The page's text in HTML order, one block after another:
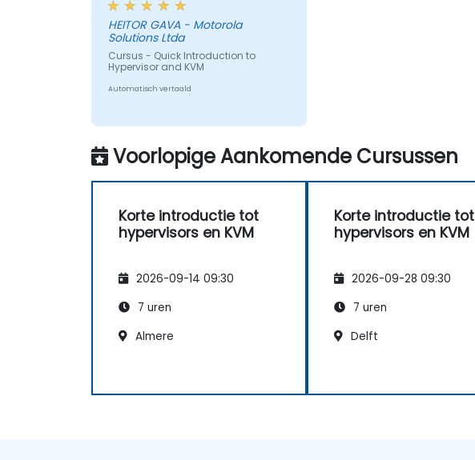
HEITOR GAVA - Motorola
Solutions Ltda
Cursus - Quick Introduction to
Hypervisor and KVM
Automatisch vertaald
Voorlopige Aankomende Cursussen
Korte introductie tot
hypervisors en KVM
2026-09-14 09:30
7 uren
Almere
Korte introductie tot
hypervisors en KVM
2026-09-28 09:30
7 uren
Delft